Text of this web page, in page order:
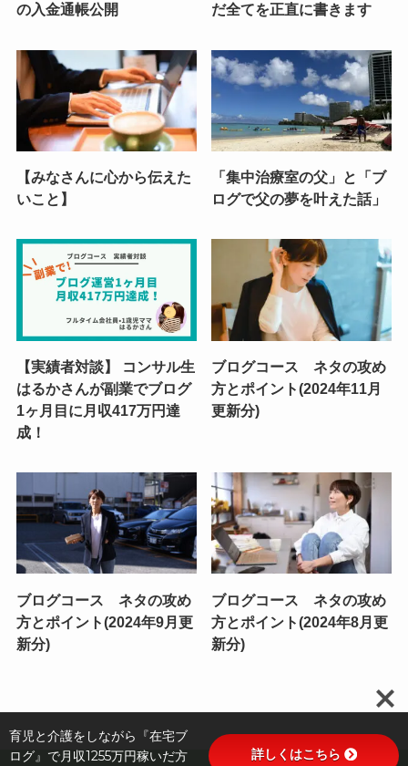
の入金通帳公開
だ全てを正直に書きます
【みなさんに心から伝えた
いこと】
「集中治療室の父」と「ブ
ログで父の夢を叶えた話」
【実績者対談】 コンサル生
はるかさんが副業でブログ
1ヶ月目に月収417万円達
成！
ブログコース ネタの攻め
方とポイント(2024年11月
更新分)
ブログコース ネタの攻め
方とポイント(2024年9月更
新分)
ブログコース ネタの攻め
方とポイント(2024年8月更
新分)
育児と介護をしながら『在宅ブ
ログ』で月収1255万円稼いだ方
詳しくはこちら